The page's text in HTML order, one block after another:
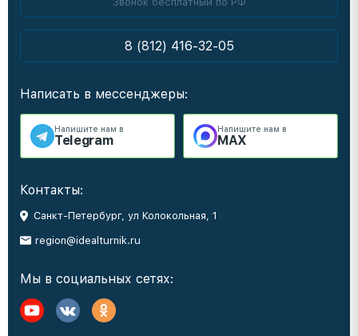
8 (812) 416-32-05
Написать в мессенджеры:
Напишите нам в
Telegram
Напишите нам в
MAX
Контакты:
Санкт-Петербург, ул Колокольная, 1
region@idealturnik.ru
Мы в социальных сетях: